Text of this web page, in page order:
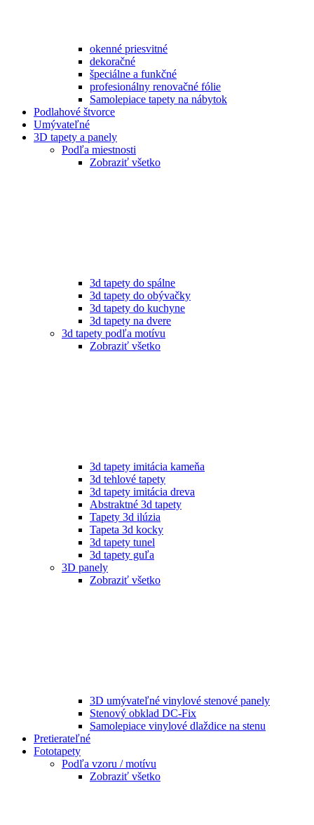
okenné priesvitné
dekoračné
špeciálne a funkčné
profesionálny renovačné fólie
Samolepiace tapety na nábytok
Podlahové štvorce
Umývateľné
3D tapety a panely
Podľa miestnosti
Zobraziť všetko
3d tapety do spálne
3d tapety do obývačky
3d tapety do kuchyne
3d tapety na dvere
3d tapety podľa motívu
Zobraziť všetko
3d tapety imitácia kameňa
3d tehlové tapety
3d tapety imitácia dreva
Abstraktné 3d tapety
Tapety 3d ilúzia
Tapeta 3d kocky
3d tapety tunel
3d tapety guľa
3D panely
Zobraziť všetko
3D umývateľné vinylové stenové panely
Stenový obklad DC-Fix
Samolepiace vinylové dlaždice na stenu
Pretierateľné
Fototapety
Podľa vzoru / motívu
Zobraziť všetko